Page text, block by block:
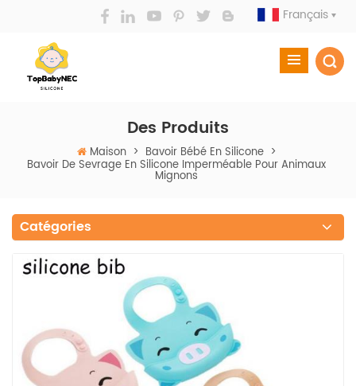
Français
Des Produits
Maison > Bavoir Bébé En Silicone >
Bavoir De Sevrage En Silicone Imperméable Pour Animaux
Mignons
Catégories